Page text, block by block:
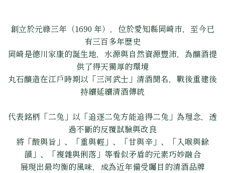
創立於元祿三年（1690 年），位於愛知縣岡崎市，至今已
有三百多年歷史
岡崎是德川家康的誕生地，水源與自然資源豐沛，為釀酒提
供了得天獨厚的環境
丸石釀造在江戶時期以「三河武士」清酒聞名，戰後重建後
持續延續清酒傳統
代表銘柄「二兔」以「追逐二兔方能追得二兔」為理念，透
過不斷的反覆試驗與改良
將「酸與旨」、「重與輕」、「甘與辛」、「入喉與餘
韻」、「複雜與俐落」等看似矛盾的元素巧妙融合
展現出最均衡的風味，成為近年備受矚目的清酒品牌